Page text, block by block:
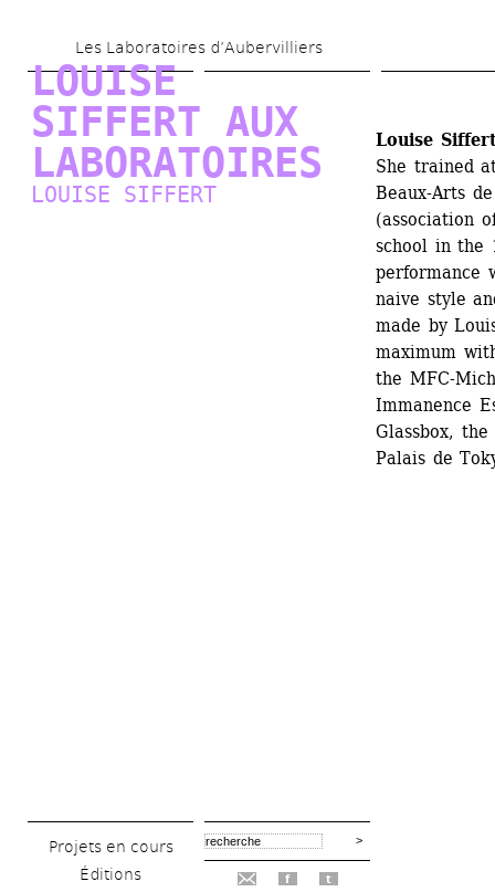
au
contenu
principal
Les Laboratoires d’Aubervilliers
LOUISE
SIFFERT AUX
LABORATOIRES
LOUISE SIFFERT
Projets en cours
Éditions
f t
Louise
She trained
Beaux-Arts
(association
school in the
performance
naive style
made by
maximum
the MFC-
Immanence
Glassbox,
Palais de